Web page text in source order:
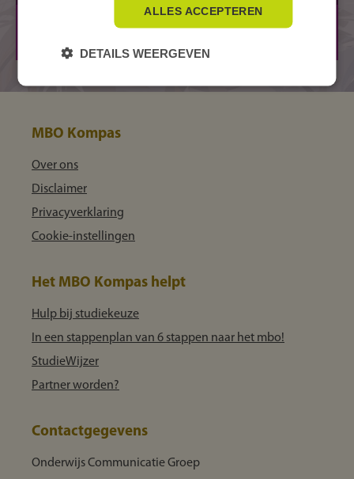
2 jaar
MBO Kompas
Over ons
Disclaimer
Privacyverklaring
Cookie-instellingen
Het MBO Kompas helpt
Hulp bij studiekeuze
In een stappenplan van 6 stappen naar het mbo!
StudieWijzer
Partner worden?
Contactgegevens
Onderwijs Communicatie Groep
ALLES ACCEPTEREN
DETAILS WEERGEVEN